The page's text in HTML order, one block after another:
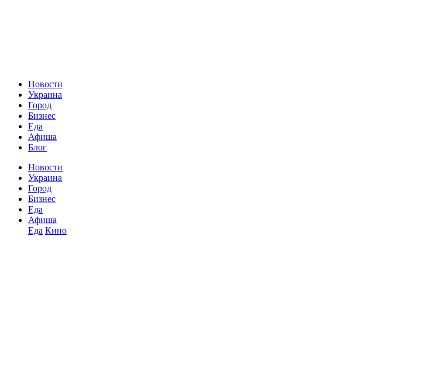
Новости
Украина
Город
Бизнес
Еда
Афиша
Блог
Новости
Украина
Город
Бизнес
Еда
Афиша
Еда Кино